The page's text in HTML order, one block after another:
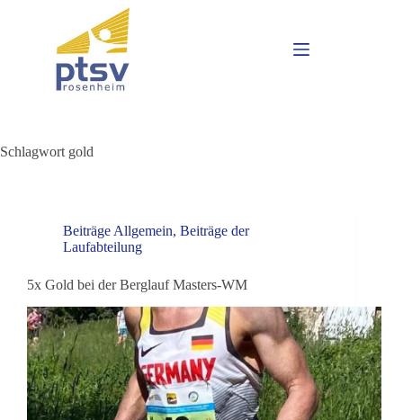
Schlagwort gold
Beiträge Allgemein, Beiträge der
Laufabteilung
5x Gold bei der Berglauf Masters-WM